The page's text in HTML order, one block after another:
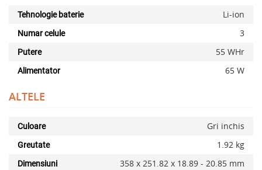
Tehnologie baterie Li-ion
Numar celule 3
Putere 55 WHr
Alimentator 65 W
ALTELE
Culoare Gri inchis
Greutate 1.92 kg
Dimensiuni 358 x 251.82 x 18.89 - 20.85 mm